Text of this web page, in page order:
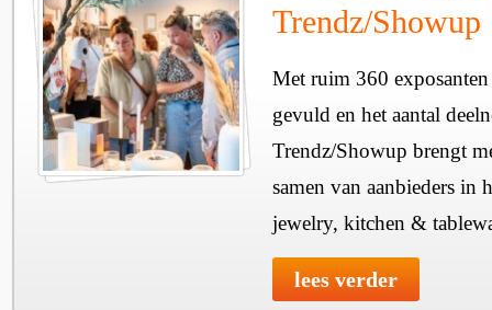
Trendz/Showup
Met ruim 360
gevuld en het aantal
Trendz/Showup brengt
samen van aanbieders in
jewelry, kitchen &
lees verder